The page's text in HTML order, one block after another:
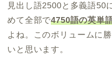
見出し語2500と多義語50
めて全部で4750語の英単
よね。このボリュームに
いと思います。